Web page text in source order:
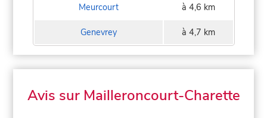
Meurcourt à 4,6 km
Genevrey à 4,7 km
Avis sur Mailleroncourt-Charette